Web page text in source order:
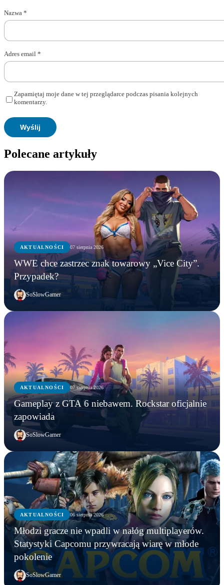
Nazwa *
Adres email *
Zapamiętaj moje dane w tej przeglądarce podczas pisania kolejnych
komentarzy.
Polecane artykuły
AKTUALNOŚCI 07 sierpnia 2026
WWE chce zastrzec znak towarowy „Vice City”.
Przypadek?
SoSlowGamer
AKTUALNOŚCI 07 sierpnia 2026
Gameplay z GTA 6 niebawem. Rockstar oficjalnie
zapowiada
SoSlowGamer
AKTUALNOŚCI 06 sierpnia 2026
Młodzi gracze nie wpadli w nałóg multiplayerów.
Statystyki Capcomu przywracają wiarę w młode
pokolenie
SoSlowGamer
AKTUALNOŚCI
WWE chce zastrzec znak towarowy „Vice City”.
Przypadek?
AKTUALNOŚCI
Gameplay z GTA 6 niebawem. Rockstar oficjalnie
zapowiada
AKTUALNOŚCI
Młodzi gracze nie wpadli w nałóg multiplayerów.
Statystyki Capcomu przywracają wiarę w młode
pokolenie